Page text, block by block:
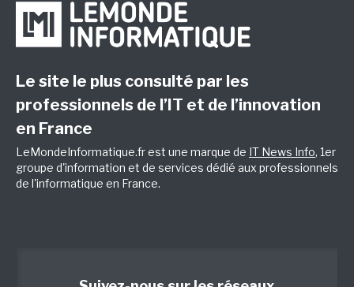
Le site le plus consulté par les
professionnels de l’IT et de l’innovation
en France
LeMondeInformatique.fr est une marque de IT News Info, 1er
groupe d'information et de services dédié aux professionnels
de l'informatique en France.